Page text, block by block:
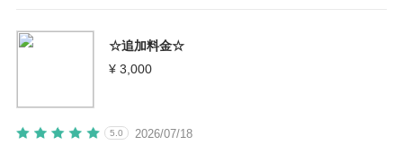
☆追加料金☆
¥ 3,000
2026/07/18
5.0